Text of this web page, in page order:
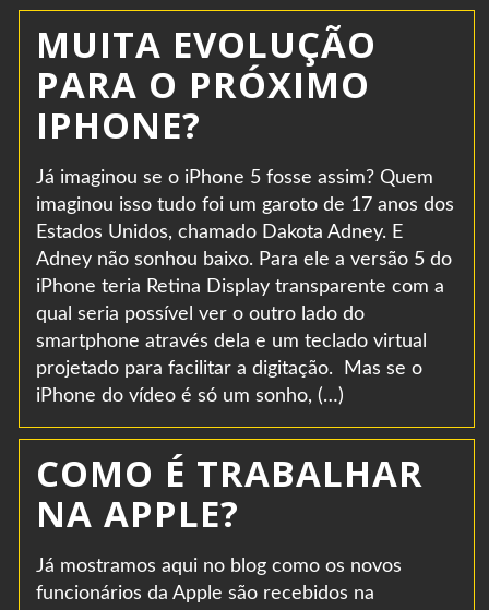
MUITA EVOLUÇÃO
PARA O PRÓXIMO
IPHONE?
Já imaginou se o iPhone 5 fosse assim? Quem
imaginou isso tudo foi um garoto de 17 anos dos
Estados Unidos, chamado Dakota Adney. E
Adney não sonhou baixo. Para ele a versão 5 do
iPhone teria Retina Display transparente com a
qual seria possível ver o outro lado do
smartphone através dela e um teclado virtual
projetado para facilitar a digitação. Mas se o
iPhone do vídeo é só um sonho, (…)
COMO É TRABALHAR
NA APPLE?
Já mostramos aqui no blog como os novos
funcionários da Apple são recebidos na